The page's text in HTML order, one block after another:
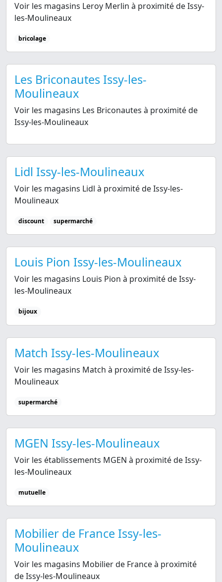
Voir les magasins Leroy Merlin à proximité de Issy-
les-Moulineaux
bricolage
Les Briconautes Issy-les-
Moulineaux
Voir les magasins Les Briconautes à proximité de
Issy-les-Moulineaux
Lidl Issy-les-Moulineaux
Voir les magasins Lidl à proximité de Issy-les-
Moulineaux
discount supermarché
Louis Pion Issy-les-Moulineaux
Voir les magasins Louis Pion à proximité de Issy-
les-Moulineaux
bijoux
Match Issy-les-Moulineaux
Voir les magasins Match à proximité de Issy-les-
Moulineaux
supermarché
MGEN Issy-les-Moulineaux
Voir les établissements MGEN à proximité de Issy-
les-Moulineaux
mutuelle
Mobilier de France Issy-les-
Moulineaux
Voir les magasins Mobilier de France à proximité
de Issy-les-Moulineaux